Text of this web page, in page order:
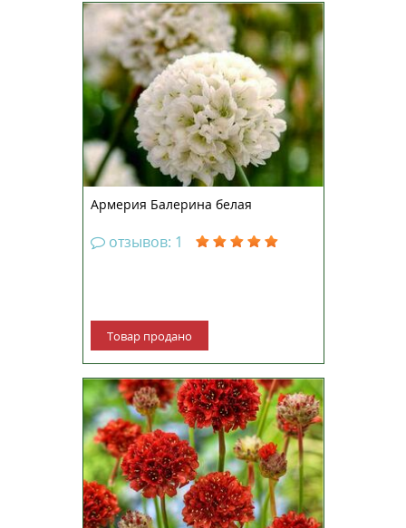
Многолетнее травянистое
растение высотой 15-20 см.
Наиболее ранняя, обильно
цветущая и однородная серия по
сравнению с традиционными
сортами. Куст образует плотную
розетку узких листьев с
прямостоячими цветоносами,
увенчанными...
Армерия Балерина белая
отзывов: 1
Товар продано
Многолетнее травянистое
растение высотой 15-20 см.
Наиболее ранняя, обильно
цветущая и однородная серия по
сравнению с традиционными
сортами. Куст образует плотную
розетку узких листьев с
прямостоячими цветоносами,
увенчанными...